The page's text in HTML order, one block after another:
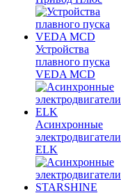
Устройства
плавного пуска
VEDA MCD
Асинхронные
электродвигатели
ELK